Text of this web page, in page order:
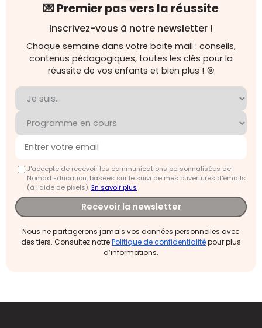
💌 Premier pas vers la réussite
Inscrivez-vous à notre newsletter !
Chaque semaine dans votre boite mail : conseils,
contenus pédagogiques, toutes les clés pour la
réussite de vos enfants et bien plus ! 🎯
J'accepte de recevoir les communications personnalisées de
Nomad Education, basées sur le suivi de mes ouvertures d'emails
(à l’aide de pixels).En savoir plus
Recevoir la newsletter
Nous ne partagerons jamais vos données personnelles avec
des tiers. Consultez notrePolitique de confidentialitépour plus
d’informations.